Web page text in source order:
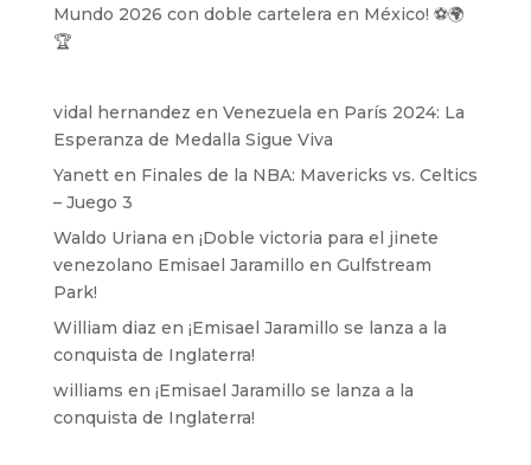
Mundo 2026 con doble cartelera en México! ⚽️🌍
🏆
vidal hernandez en Venezuela en París 2024: La
Esperanza de Medalla Sigue Viva
Yanetten Finales de la NBA: Mavericks vs. Celtics
– Juego 3
Waldo Uriana en ¡Doble victoria para el jinete
venezolano Emisael Jaramillo en Gulfstream
Park!
William diaz en ¡Emisael Jaramillo se lanza a la
conquista de Inglaterra!
williams en ¡Emisael Jaramillo se lanza a la
conquista de Inglaterra!